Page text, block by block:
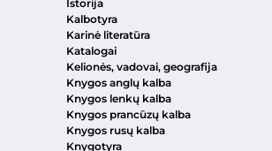
Istorija
Kalbotyra
Karinė literatūra
Katalogai
Kelionės, vadovai, geografija
Knygos anglų kalba
Knygos lenkų kalba
Knygos prancūzų kalba
Knygos rusų kalba
Knygotyra